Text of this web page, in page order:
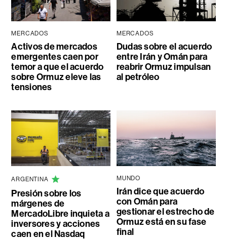
MERCADOS
Activos de mercados
emergentes caen por
temor a que el acuerdo
sobre Ormuz eleve las
tensiones
MERCADOS
Dudas sobre el acuerdo
entre Irán y Omán para
reabrir Ormuz impulsan
al petróleo
ARGENTINA
Presión sobre los
márgenes de
MercadoLibre inquieta a
inversores y acciones
caen en el Nasdaq
MUNDO
Irán dice que acuerdo
con Omán para
gestionar el estrecho de
Ormuz está en su fase
final